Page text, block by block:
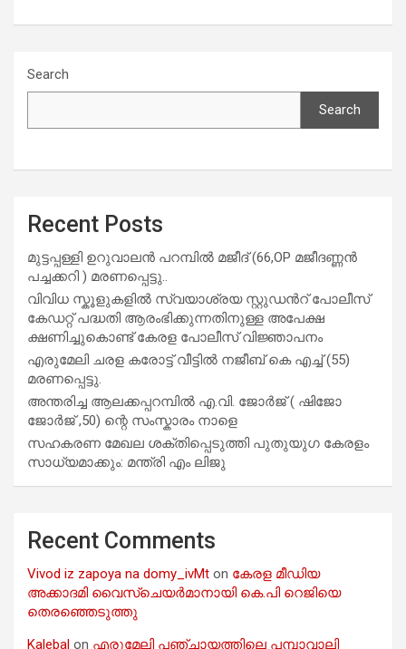
Search
Search
Recent Posts
മുട്ടപ്പള്ളി ഉറുവാലൻ പറമ്പിൽ മജീദ് (66,OP മജീദണ്ണൻ
പച്ചക്കറി ) മരണപ്പെട്ടു..
വിവിധ സ്കൂളുകളില്‍ സ്വയാശ്രയ സ്റ്റുഡന്‍റ് പോലീസ്
കേഡറ്റ് പദ്ധതി ആരംഭിക്കുന്നതിനുള്ള അപേക്ഷ
ക്ഷണിച്ചുകൊണ്ട് കേരള പോലീസ് വിജ്ഞാപനം
എരുമേലി ചരള കരോട്ട് വീട്ടിൽ നജീബ് കെ എച്ച് (55)
മരണപ്പെട്ടു.
അന്തരിച്ച ആ​ല​ക്ക​പ്പ​റമ്പിൽ​ എ.​വി. ജോ​ർ​ജ് ( ഷിജോ
ജോർജ് ,50) ന്റെ സംസ്കാരം നാളെ
സഹകരണ മേഖല ശക്തിപ്പെടുത്തി പുതുയുഗ കേരളം
സാധ്യമാക്കും: മന്ത്രി എം ലിജു
Recent Comments
Vivod iz zapoya na domy_ivMt on കേരള മീഡിയ
അക്കാദമി വൈസ്ചെയർമാനായി കെ.പി റെജിയെ
തെരഞ്ഞെടുത്തു
Kalebal on എരുമേലി പഞ്ചായത്തിലെ പമ്പാവാലി